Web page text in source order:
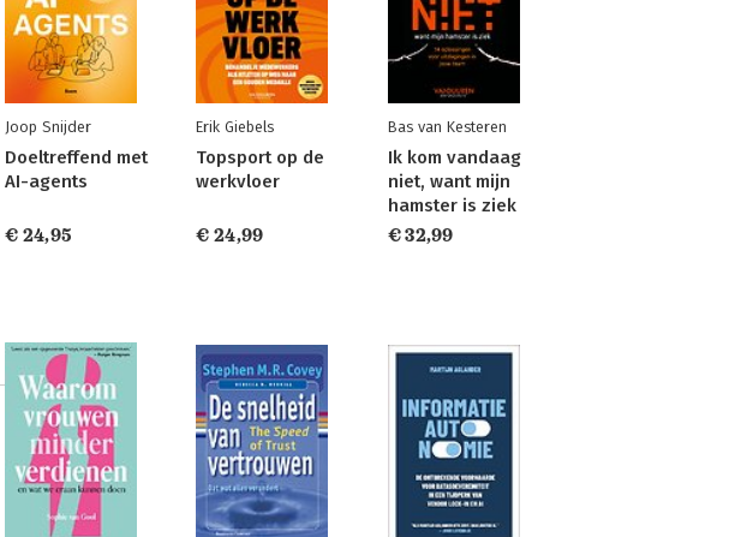
Joop Snijder
Doeltreffend met
AI-agents
€ 24,95
Erik Giebels
Topsport op de
werkvloer
€ 24,99
Bas van Kesteren
Ik kom vandaag
niet, want mijn
hamster is ziek
€ 32,99